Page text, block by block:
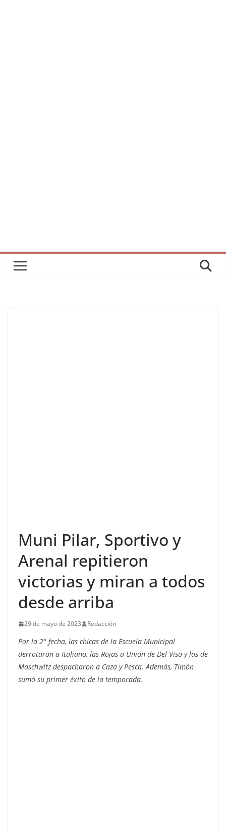
Muni Pilar, Sportivo y
Arenal repitieron
victorias y miran a todos
desde arriba
29 de mayo de 2023 Redacción
Por la 2° fecha, las chicas de la Escuela Municipal
derrotaron a Italiano, las Rojas a Unión de Del Viso y las de
Maschwitz despacharon a Caza y Pesca. Además, Timón
sumó su primer éxito de la temporada.